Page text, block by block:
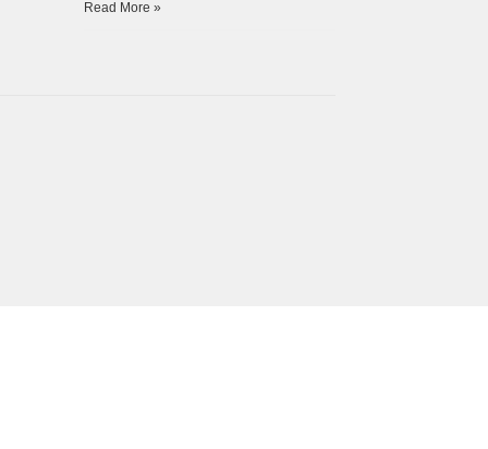
Read More »